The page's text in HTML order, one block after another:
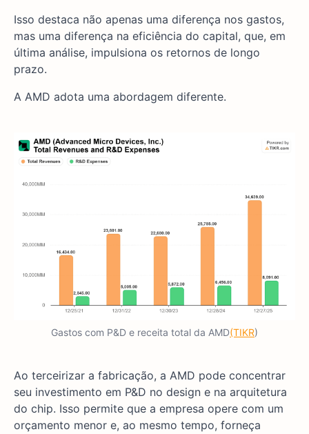
Isso destaca não apenas uma diferença nos gastos,
mas uma diferença na eficiência do capital, que, em
última análise, impulsiona os retornos de longo
prazo.
A AMD adota uma abordagem diferente.
Gastos com P&D e receita total da AMD(TIKR)
Ao terceirizar a fabricação, a AMD pode concentrar
seu investimento em P&D no design e na arquitetura
do chip. Isso permite que a empresa opere com um
orçamento menor e, ao mesmo tempo, forneça